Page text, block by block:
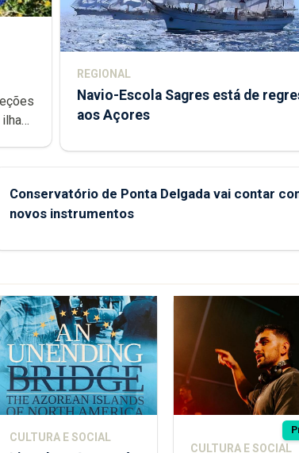
REGIONAL
Navio-Escola Sagres está de
aos Açores
Conservatório de Ponta Delgada vai contar
novos instrumentos
CULTURA E SOCIAL
CULTURA E SOCIAL